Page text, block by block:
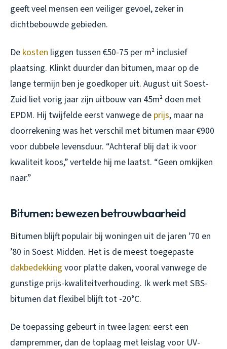
geeft veel mensen een veiliger gevoel, zeker in
dichtbebouwde gebieden.
De kosten liggen tussen €50-75 per m² inclusief
plaatsing. Klinkt duurder dan bitumen, maar op de
lange termijn ben je goedkoper uit. August uit Soest-
Zuid liet vorig jaar zijn uitbouw van 45m² doen met
EPDM. Hij twijfelde eerst vanwege de prijs, maar na
doorrekening was het verschil met bitumen maar €900
voor dubbele levensduur. “Achteraf blij dat ik voor
kwaliteit koos,” vertelde hij me laatst. “Geen omkijken
naar.”
Bitumen: bewezen betrouwbaarheid
Bitumen blijft populair bij woningen uit de jaren ’70 en
’80 in Soest Midden. Het is de meest toegepaste
dakbedekking voor platte daken, vooral vanwege de
gunstige prijs-kwaliteitverhouding. Ik werk met SBS-
bitumen dat flexibel blijft tot -20°C.
De toepassing gebeurt in twee lagen: eerst een
dampremmer, dan de toplaag met leislag voor UV-